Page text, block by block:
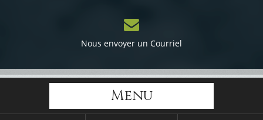
Nous envoyer un Courriel
Menu